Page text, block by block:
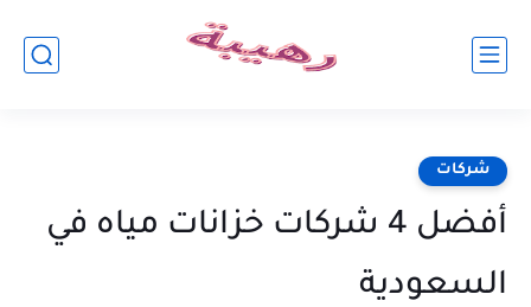
شركات
أفضل 4 شركات خزانات مياه في
السعودية